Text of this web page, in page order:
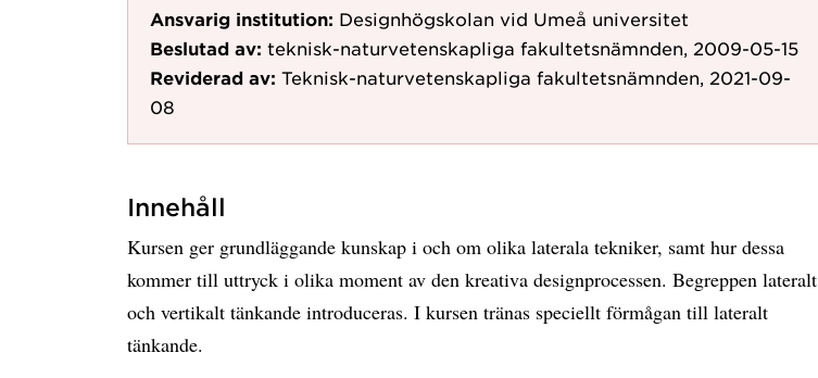
Ansvarig institution: Designhögskolan vid Umeå universitet
Beslutad av: teknisk-naturvetenskapliga fakultetsnämnden, 2009-05-15
Reviderad av: Teknisk-naturvetenskapliga fakultetsnämnden, 2021-09-
08
Innehåll
Kursen ger grundläggande kunskap i och om olika laterala tekniker, samt hur dessa
kommer till uttryck i olika moment av den kreativa designprocessen. Begreppen lateralt
och vertikalt tänkande introduceras. I kursen tränas speciellt förmågan till lateralt
tänkande.